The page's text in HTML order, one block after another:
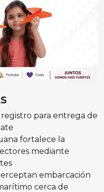
para entrega de
fortalece la
mediante
embarcación
cerca de